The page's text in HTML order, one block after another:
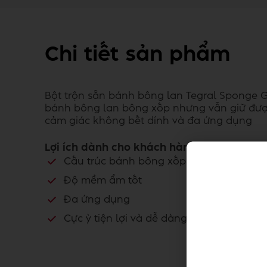
Chi tiết sản phẩm
Bột trộn sẵn bánh bông lan Tegral Sponge
bánh bông lan bông xốp nhưng vẫn giữ
cảm giác không bết dính và đa ứng dụng
Lợi ích dành cho khách hàng
Cấu trúc bánh bông xốp
Độ mềm ẩm tốt
Đa ứng dụng
Cực ỳ tiện lợi và dễ dàng sử dụng